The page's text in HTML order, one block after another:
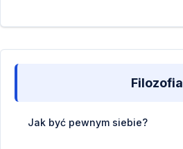
Filozofia
Jak być pewnym siebie?